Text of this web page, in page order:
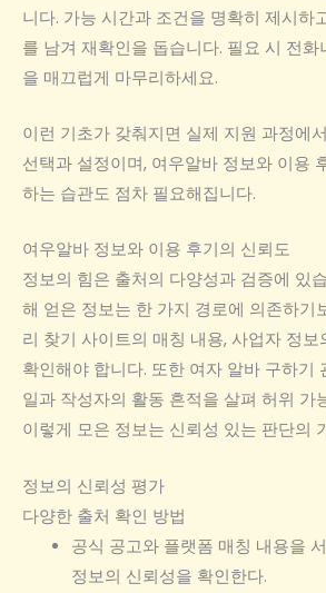
니다. 가능 시간과 조건을 명확히 제시하
를 남겨 재확인을 돕습니다. 필요 시 전화
을 매끄럽게 마무리하세요.
이런 기초가 갖춰지면 실제 지원 과정에
선택과 설정이며, 여우알바 정보와 이용
하는 습관도 점차 필요해집니다.
여우알바 정보와 이용 후기의 신뢰도
정보의 힘은 출처의 다양성과 검증에 있
해 얻은 정보는 한 가지 경로에 의존하기
리 찾기 사이트의 매칭 내용, 사업자 정보
확인해야 합니다. 또한 여자 알바 구하기
일과 작성자의 활동 흔적을 살펴 허위 가
이렇게 모은 정보는 신뢰성 있는 판단의
정보의 신뢰성 평가
다양한 출처 확인 방법
공식 공고와 플랫폼 매칭 내용을
정보의 신뢰성을 확인한다.